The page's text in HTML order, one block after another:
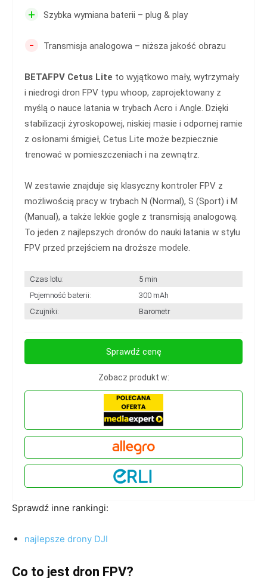
+ Szybka wymiana baterii – plug & play
- Transmisja analogowa – niższa jakość obrazu
BETAFPV Cetus Lite to wyjątkowo mały, wytrzymały
i niedrogi dron FPV typu whoop, zaprojektowany z
myślą o nauce latania w trybach Acro i Angle. Dzięki
stabilizacji żyroskopowej, niskiej masie i odpornej ramie
z osłonami śmigieł, Cetus Lite może bezpiecznie
trenować w pomieszczeniach i na zewnątrz.
W zestawie znajduje się klasyczny kontroler FPV z
możliwością pracy w trybach N (Normal), S (Sport) i M
(Manual), a także lekkie gogle z transmisją analogową.
To jeden z najlepszych dronów do nauki latania w stylu
FPV przed przejściem na droższe modele.
Czas lotu:
5 min
Pojemność baterii:
300 mAh
Czujniki:
Barometr
Sprawdź cenę
Zobacz produkt w:
Sprawdź inne rankingi:
najlepsze drony DJI
Co to jest dron FPV?